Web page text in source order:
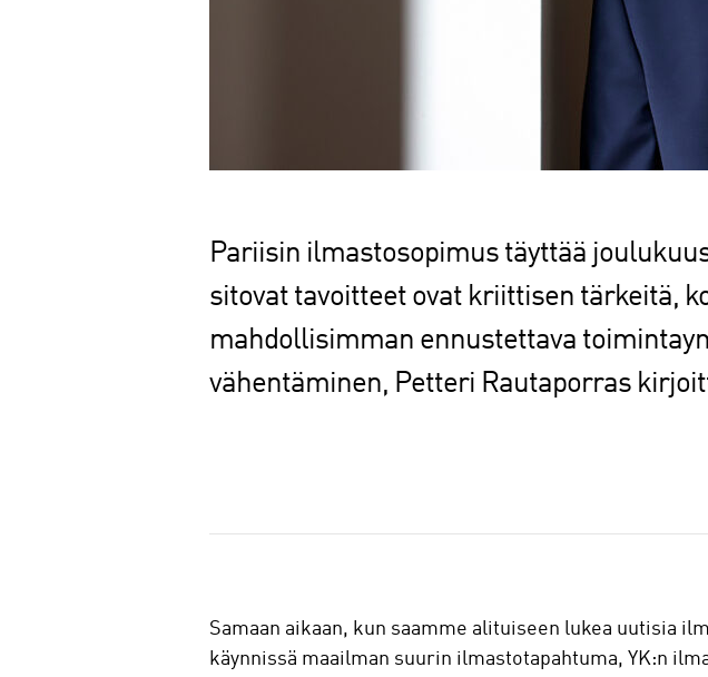
Pariisin ilmastosopimus täyttää
sitovat tavoitteet ovat kriittisen tärkeitä,
mahdollisimman ennustettava
vähentäminen, Petteri Rautaporras
a
Samaan aikaan, kun saamme alituiseen lukea uutisia
käynnissä maailman suurin ilmastotapahtuma, YK:n